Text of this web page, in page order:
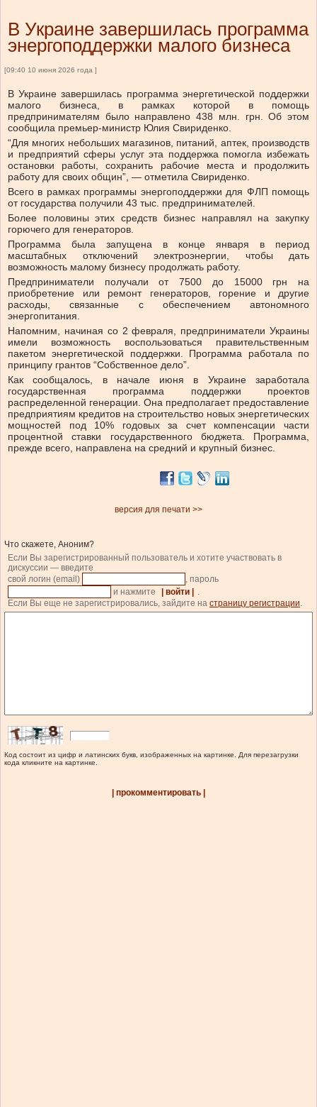
В Украине завершилась программа
энергоподдержки малого бизнеса
[09:40 10 июня 2026 года ]
В Украине завершилась программа энергетической поддержки
малого бизнеса, в рамках которой в помощь
предпринимателям было направлено 438 млн. грн. Об этом
сообщила премьер-министр Юлия Свириденко.
“Для многих небольших магазинов, питаний, аптек, производств
и предприятий сферы услуг эта поддержка помогла избежать
остановки работы, сохранить рабочие места и продолжить
работу для своих общин”, — отметила Свириденко.
Всего в рамках программы энергоподдержки для ФЛП помощь
от государства получили 43 тыс. предпринимателей.
Более половины этих средств бизнес направлял на закупку
горючего для генераторов.
Программа была запущена в конце января в период
масштабных отключений электроэнергии, чтобы дать
возможность малому бизнесу продолжать работу.
Предприниматели получали от 7500 до 15000 грн на
приобретение или ремонт генераторов, горение и другие
расходы, связанные с обеспечением автономного
энергопитания.
Напомним, начиная со 2 февраля, предприниматели Украины
имели возможность воспользоваться правительственным
пакетом энергетической поддержки. Программа работала по
принципу грантов “Собственное дело”.
Как сообщалось, в начале июня в Украине заработала
государственная программа поддержки проектов
распределенной генерации. Она предполагает предоставление
предприятиям кредитов на строительство новых энергетических
мощностей под 10% годовых за счет компенсации части
процентной ставки государственного бюджета. Программа,
прежде всего, направлена ​​на средний и крупный бизнес.
версия для печати >>
Что скажете, Аноним?
Если Вы зарегистрированный пользователь и хотите участвовать в
дискуссии — введите
свой логин (email)
, пароль
и нажмите
| войти |
.
Если Вы еще не зарегистрировались, зайдите на страницу регистрации.
Код состоит из цифр и латинских букв, изображенных на картинке. Для перезагрузки
кода кликните на картинке.
| прокомментировать |